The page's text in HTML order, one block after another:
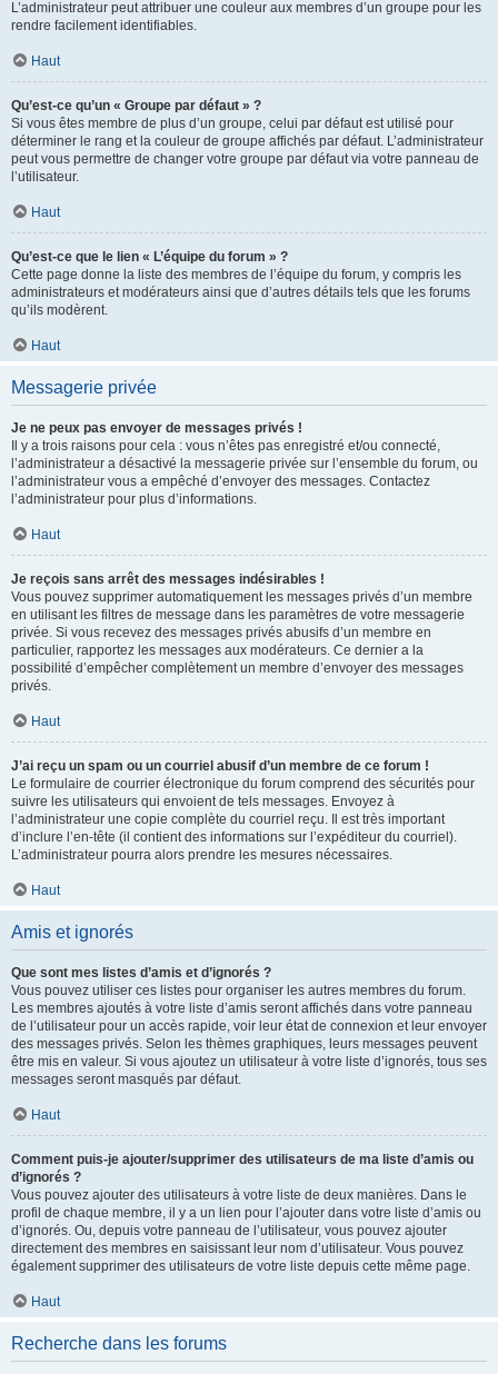
L’administrateur peut attribuer une couleur aux membres d’un groupe pour les
rendre facilement identifiables.
Haut
Qu’est-ce qu’un « Groupe par défaut » ?
Si vous êtes membre de plus d’un groupe, celui par défaut est utilisé pour
déterminer le rang et la couleur de groupe affichés par défaut. L’administrateur
peut vous permettre de changer votre groupe par défaut via votre panneau de
l’utilisateur.
Haut
Qu’est-ce que le lien « L’équipe du forum » ?
Cette page donne la liste des membres de l’équipe du forum, y compris les
administrateurs et modérateurs ainsi que d’autres détails tels que les forums
qu’ils modèrent.
Haut
Messagerie privée
Je ne peux pas envoyer de messages privés !
Il y a trois raisons pour cela : vous n’êtes pas enregistré et/ou connecté,
l’administrateur a désactivé la messagerie privée sur l’ensemble du forum, ou
l’administrateur vous a empêché d’envoyer des messages. Contactez
l’administrateur pour plus d’informations.
Haut
Je reçois sans arrêt des messages indésirables !
Vous pouvez supprimer automatiquement les messages privés d’un membre
en utilisant les filtres de message dans les paramètres de votre messagerie
privée. Si vous recevez des messages privés abusifs d’un membre en
particulier, rapportez les messages aux modérateurs. Ce dernier a la
possibilité d’empêcher complètement un membre d’envoyer des messages
privés.
Haut
J’ai reçu un spam ou un courriel abusif d’un membre de ce forum !
Le formulaire de courrier électronique du forum comprend des sécurités pour
suivre les utilisateurs qui envoient de tels messages. Envoyez à
l’administrateur une copie complète du courriel reçu. Il est très important
d’inclure l’en-tête (il contient des informations sur l’expéditeur du courriel).
L’administrateur pourra alors prendre les mesures nécessaires.
Haut
Amis et ignorés
Que sont mes listes d’amis et d’ignorés ?
Vous pouvez utiliser ces listes pour organiser les autres membres du forum.
Les membres ajoutés à votre liste d’amis seront affichés dans votre panneau
de l’utilisateur pour un accès rapide, voir leur état de connexion et leur envoyer
des messages privés. Selon les thèmes graphiques, leurs messages peuvent
être mis en valeur. Si vous ajoutez un utilisateur à votre liste d’ignorés, tous ses
messages seront masqués par défaut.
Haut
Comment puis-je ajouter/supprimer des utilisateurs de ma liste d’amis ou
d’ignorés ?
Vous pouvez ajouter des utilisateurs à votre liste de deux manières. Dans le
profil de chaque membre, il y a un lien pour l’ajouter dans votre liste d’amis ou
d’ignorés. Ou, depuis votre panneau de l’utilisateur, vous pouvez ajouter
directement des membres en saisissant leur nom d’utilisateur. Vous pouvez
également supprimer des utilisateurs de votre liste depuis cette même page.
Haut
Recherche dans les forums